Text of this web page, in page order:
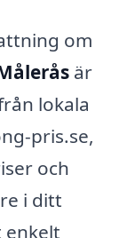
om
är
lokala
pris.se,
och
i ditt
enkelt